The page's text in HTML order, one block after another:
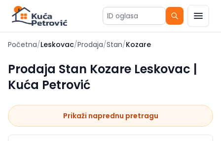
ID oglasa
Početna/Leskovac/Prodaja/Stan/Kozare
Prodaja Stan Kozare Leskovac |
Kuća Petrović
Prikaži naprednu pretragu